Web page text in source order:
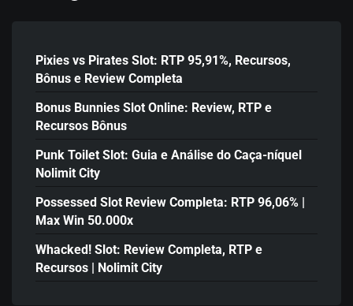
Pixies vs Pirates Slot: RTP 95,91%, Recursos,
Bônus e Review Completa
Bonus Bunnies Slot Online: Review, RTP e
Recursos Bônus
Punk Toilet Slot: Guia e Análise do Caça-níquel
Nolimit City
Possessed Slot Review Completa: RTP 96,06% |
Max Win 50.000x
Whacked! Slot: Review Completa, RTP e
Recursos | Nolimit City